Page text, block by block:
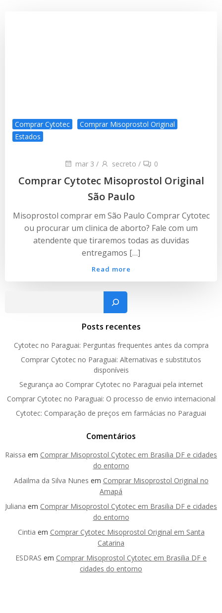
Comprar Cytotec
Comprar Misoprostol Original
Estados
mar 3 / secreto / 0
Comprar Cytotec Misoprostol Original
São Paulo
Misoprostol comprar em São Paulo Comprar Cytotec
ou procurar um clinica de aborto? Fale com um
atendente que tiraremos todas as duvidas
entregamos […]
Read more
Pesquisar
Posts recentes
Cytotec no Paraguai: Perguntas frequentes antes da compra
Comprar Cytotec no Paraguai: Alternativas e substitutos
disponíveis
Segurança ao Comprar Cytotec no Paraguai pela internet
Comprar Cytotec no Paraguai: O processo de envio internacional
Cytotec: Comparação de preços em farmácias no Paraguai
Comentários
Raissa em Comprar Misoprostol Cytotec em Brasilia DF e cidades
do entorno
Adailma da Silva Nunes em Comprar Misoprostol Original no
Amapá
Juliana em Comprar Misoprostol Cytotec em Brasilia DF e cidades
do entorno
Cintia em Comprar Cytotec Misoprostol Original em Santa
Catarina
ESDRAS em Comprar Misoprostol Cytotec em Brasilia DF e
cidades do entorno